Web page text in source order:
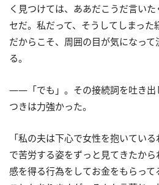
く見つけては、ああだこうだ言い
セだ。私だって、そうしてしまった
だからこそ、周囲の目が気になっ
る。
――「でも」。その接続詞を吐き出
つきは力強かった。
「私の夫は下心で女性を抱いてい
で苦労する姿をずっと見てきたか
感を得る行為をしてお金をもらっ